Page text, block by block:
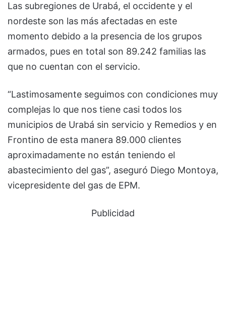
Las subregiones de Urabá, el occidente y el
nordeste son las más afectadas en este
momento debido a la presencia de los grupos
armados, pues en total son 89.242 familias las
que no cuentan con el servicio.
“Lastimosamente seguimos con condiciones muy
complejas lo que nos tiene casi todos los
municipios de Urabá sin servicio y Remedios y en
Frontino de esta manera 89.000 clientes
aproximadamente no están teniendo el
abastecimiento del gas”, aseguró Diego Montoya,
vicepresidente del gas de EPM.
Publicidad